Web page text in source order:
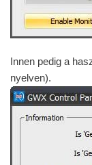
Innen pedig a
nyelven).